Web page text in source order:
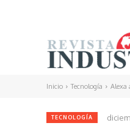
Inicio Tecnología Alexa
TECNOLOGÍA